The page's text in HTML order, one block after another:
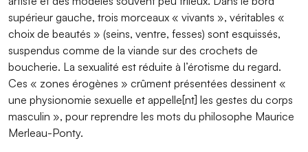
supérieur gauche, trois morceaux « vivants », véritables «
choix de beautés » (seins, ventre, fesses) sont esquissés,
suspendus comme de la viande sur des crochets de
boucherie. La sexualité est réduite à l’érotisme du regard.
Ces « zones érogènes » crûment présentées dessinent «
une physionomie sexuelle et appelle[nt] les gestes du corps
masculin », pour reprendre les mots du philosophe Maurice
Merleau-Ponty.